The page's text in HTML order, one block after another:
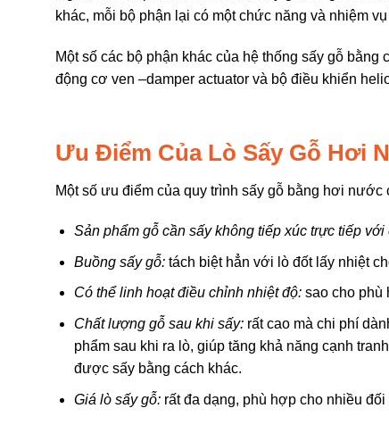
khác, mỗi bộ phận lại có một chức năng và nhiệm
Một số các bộ phận khác của hệ thống sấy gỗ
động cơ ven –damper actuator và bộ điều khiển
Ưu Điểm Của Lò Sấy Gỗ Hơi
Một số ưu điểm của quy trình sấy gỗ bằng hơi nước
Sản phẩm gỗ cần sấy không tiếp xúc trực tiếp với
Buồng sấy gỗ:tách biệt hẳn với lò đốt lấy nhiệt
Có thể linh hoạt điều chỉnh nhiệt độ:sao cho phù
Chất lượng gỗ sau khi sấy:rất cao mà chi phí
phẩm sau khi ra lò, giúp tăng khả năng cạnh
được sấy bằng cách khác.
Giá lò sấy gỗ:rất đa dạng, phù hợp cho nhiều